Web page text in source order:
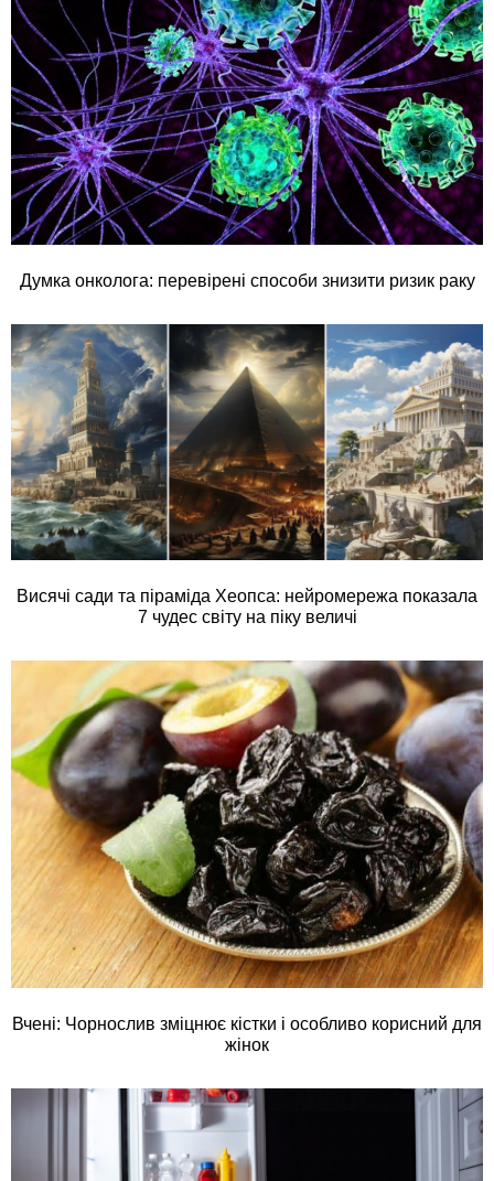
Думка онколога: перевірені способи знизити ризик раку
Висячі сади та піраміда Хеопса: нейромережа показала
7 чудес світу на піку величі
Вчені: Чорнослив зміцнює кістки і особливо корисний для
жінок